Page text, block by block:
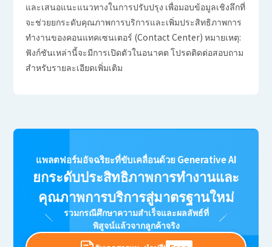
และเสนอแนะแนวทางในการปรับปรุง เพื่อมอบข้อมูลเชิงลึกที่
จะช่วยยกระดับคุณภาพการบริการและเพิ่มประสิทธิภาพการ
ทำงานของคอนแทคเซนเตอร์ (Contact Center) หมายเหตุ:
ฟังก์ชันเหล่านี้จะมีการเปิดตัวในอนาคต โปรดติดต่อสอบถาม
สำหรับรายละเอียดเพิ่มเติม
แพลตฟอร์มอัจฉริยะที่ขับเคลื่อนด้วย Generative AI
ยกระดับประสิทธิภาพการทำงานและ
คุณภาพการบริการสู่มาตรฐานใหม่
รวมกรณีศึกษาความสำเร็จและผลลัพธ์ที่
พิสูจน์แล้วจากลูกค้าจริง